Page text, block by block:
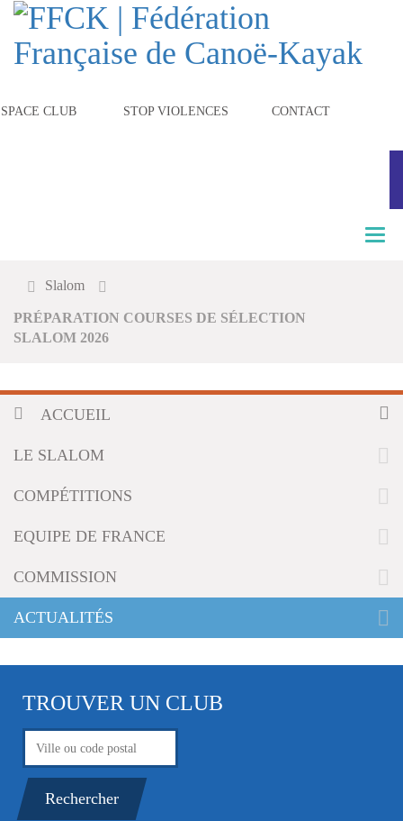
CLUB STOP VIOLENCES CONTACT
T
i
o
n
Slalom
PRÉPARATION COURSES DE SÉLECTION
SLALOM 2026
ACCUEIL
LE SLALOM
COMPÉTITIONS
EQUIPE DE FRANCE
COMMISSION
ACTUALITÉS
TROUVER UN CLUB